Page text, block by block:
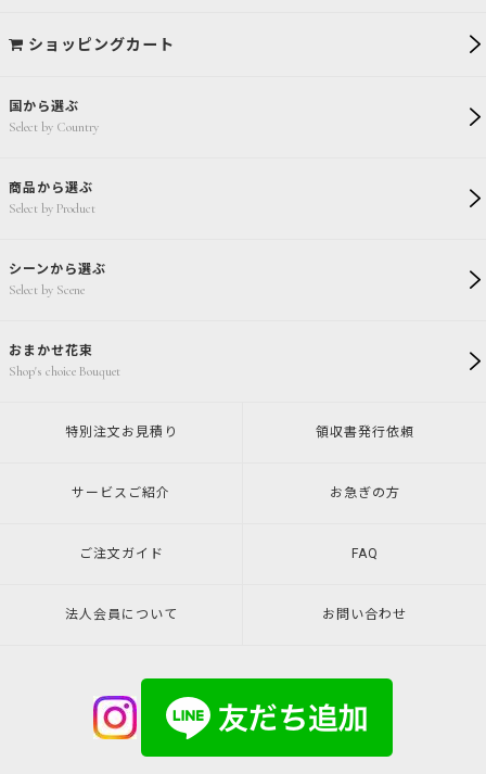
国から選ぶ
Select by Country
商品から選ぶ
Select by Product
シーンから選ぶ
Select by Scene
おまかせ花束
Shop's choice Bouquet
ショッピングカート
特別注文 お見積り 領収書発行依頼
サービスご紹介 お急ぎの方
ご注文ガイド FAQ
法人会員について お問い合わせ